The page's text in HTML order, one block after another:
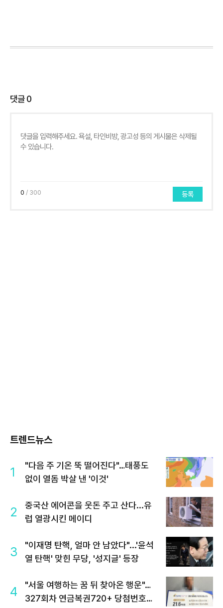
댓글0
0 / 300 등록
트렌드뉴스
1
"다음 주 기온 뚝 떨어진다"…태풍도
없이 열돔 박살 낸 '이것'
2
중국산 에어콘을 웃돈 주고 산다...유
럽 열광시킨 메이디
3
"이재명 탄핵, 얼마 안 남았다"...'윤석
열 탄핵' 맞힌 무당, '성지글' 등장
4
"서울 여행하는 꿈 뒤 찾아온 행운"…
327회차 연금복권720+ 당첨번호조